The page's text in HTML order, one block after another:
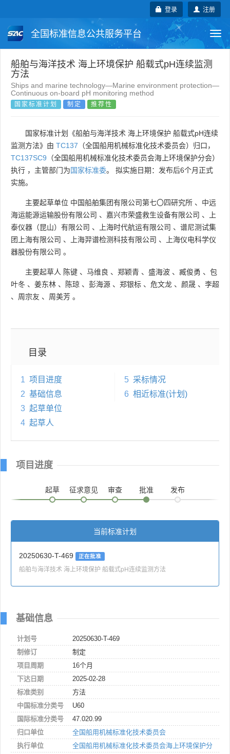
注册
登录
全国标准信息公共服务平台
国家标准 行业标准 地方标准
团体标准 企业标准 国际标准
船舶与海洋技术 海上环境保护 船载式pH连续监测
方法
Ships and marine technology—Marine environment protection—
Continuous on-board pH monitoring method
国家标准计划 制定 推荐性
国家标准计划《船舶与海洋技术 海上环境保护 船载式pH连续
监测方法》由 TC137 （全国船用机械标准化技术委员会）归口，
TC137SC9 （全国船用机械标准化技术委员会海上环境保护分会）
执行 ，主管部门为国家标准委。 拟实施日期：发布后6个月正式
实施。
主要起草单位 中国船舶集团有限公司第七〇四研究所 、 中远
海运能源运输股份有限公司 、 嘉兴市荣盛救生设备有限公司 、
上
泰仪器（昆山）有限公司 、 上海时代航运有限公司 、 谱尼测试集
团上海有限公司 、 上海羿谱检测科技有限公司 、
上海仪电科学仪
器股份有限公司 。
主要起草人 陈键 、 马维良 、 郑颖青 、 盛海波 、 臧俊勇 、 包
叶冬 、 姜东林 、 陈琼 、 彭海源 、 郑银标 、 危文龙 、 颜晟 、 李超
、 周宗友 、 周美芳 。
目录
1 项目进度
2 基础信息
3 起草单位
4 起草人
5 采标情况
6 相近标准(计划)
项目进度
起草 征求意见 审查 批准 发布
当前标准计划
20250630-T-469 正在批准
船舶与海洋技术 海上环境保护 船载式pH连续监测方法
基础信息
计划号
20250630-T-469
制修订
制定
项目周期
16个月
下达日期
2025-02-28
标准类别
方法
中国标准分类号
U60
国际标准分类号
47.020.99
归口单位
全国船用机械标准化技术委员会
执行单位
全国船用机械标准化技术委员会海上环境保护分